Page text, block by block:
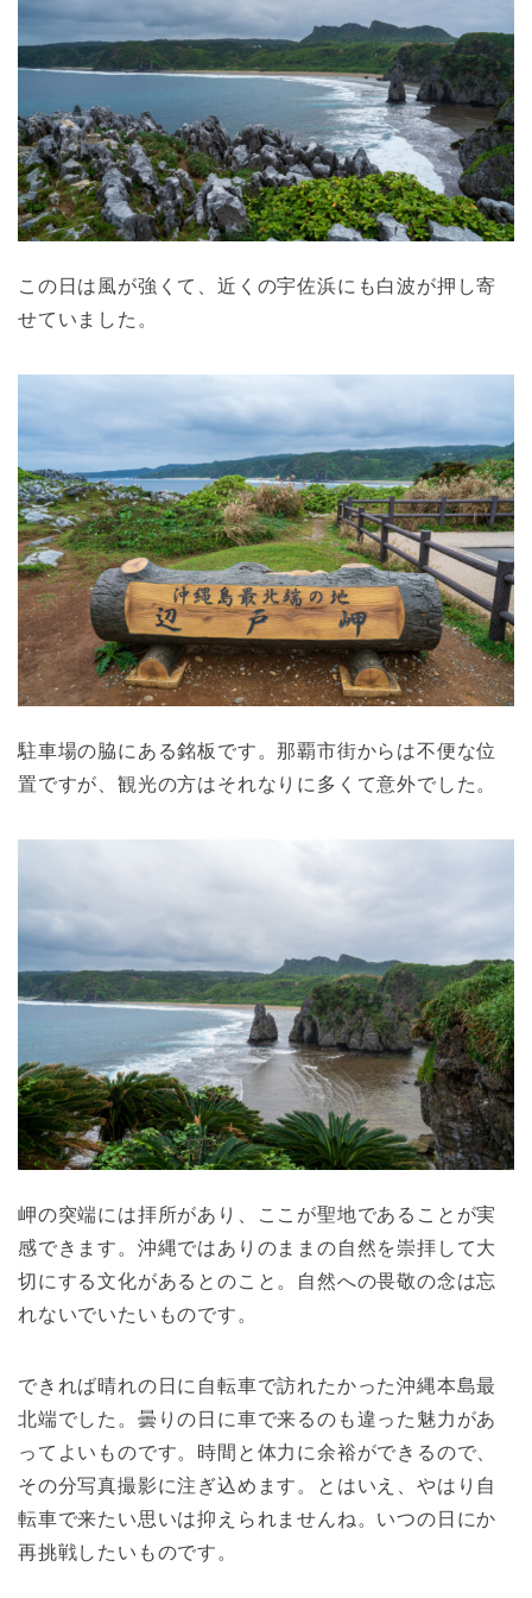
この日は風が強くて、近くの宇佐浜にも白波が押し寄
せていました。
駐車場の脇にある銘板です。那覇市街からは不便な位
置ですが、観光の方はそれなりに多くて意外でした。
岬の突端には拝所があり、ここが聖地であることが実
感できます。沖縄ではありのままの自然を崇拝して大
切にする文化があるとのこと。自然への畏敬の念は忘
れないでいたいものです。
できれば晴れの日に自転車で訪れたかった沖縄本島最
北端でした。曇りの日に車で来るのも違った魅力があ
ってよいものです。時間と体力に余裕ができるので、
その分写真撮影に注ぎ込めます。とはいえ、やはり自
転車で来たい思いは抑えられませんね。いつの日にか
再挑戦したいものです。